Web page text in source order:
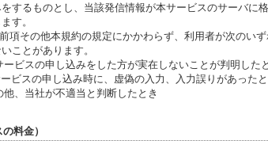
するものとし、当該発信情報が本サービスのサーバに
す。
前項その他本規約の規定にかかわらず、利用者が次のい
ことがあります。
ービスの申し込みをした方が実在しないことが判明した
ビスの申し込み時に、虚偽の入力、入力誤りがあった
他、当社が不適当と判断したとき
料金）